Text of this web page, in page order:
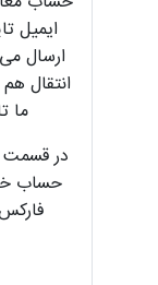
ایمیل
ارسال
انتقال
ما
در قسمت
حساب